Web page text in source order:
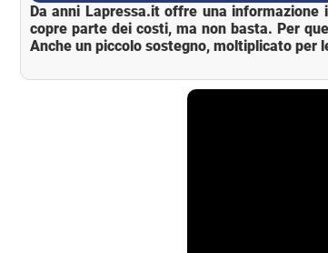
Da anni Lapressa.it offre una
copre parte dei costi, ma non basta. Per
Anche un piccolo sostegno, moltiplicato per